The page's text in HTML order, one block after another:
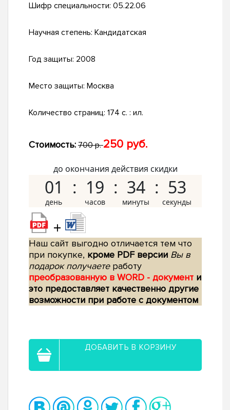
Шифр специальности: 05.22.06
Научная степень: Кандидатская
Год защиты: 2008
Место защиты: Москва
Количество страниц: 174 с. : ил.
Стоимость: 700 р.250 руб.
до окончания действия скидки
01 19 34 52
+
Наш сайт выгодно отличается тем что
при покупке, кроме PDF версии Вы в
подарок получаетеработу
преобразованную в WORD - документ и
это предоставляет качественно другие
возможности при работе с документом
ДОБАВИТЬ В КОРЗИНУ